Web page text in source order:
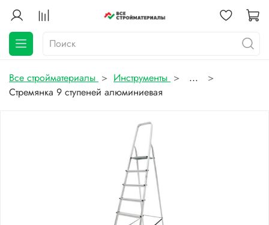
Все стройматериалы Инструменты
...
Стремянка 9 ступеней алюминиевая